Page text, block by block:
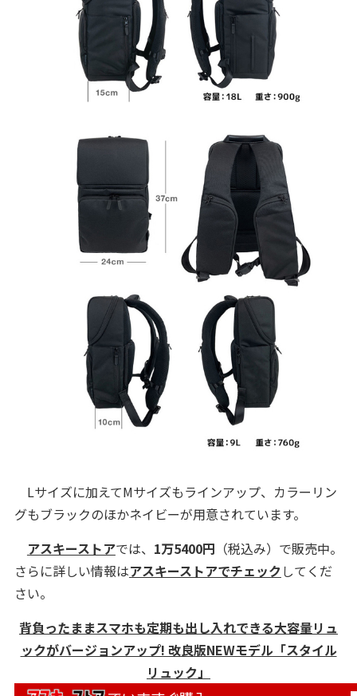
Lサイズに加えてMサイズもラインアップ、カラーリン
グもブラックのほかネイビーが用意されています。
アスキーストアでは、 1万5400円 （税込み）で販売中。
さらに詳しい情報はアスキーストアでチェックしてくだ
さい。
背負ったままスマホも定期も出し入れできる大容量リュ
ックがバージョンアップ! 改良版NEWモデル「スタイル
リュック」